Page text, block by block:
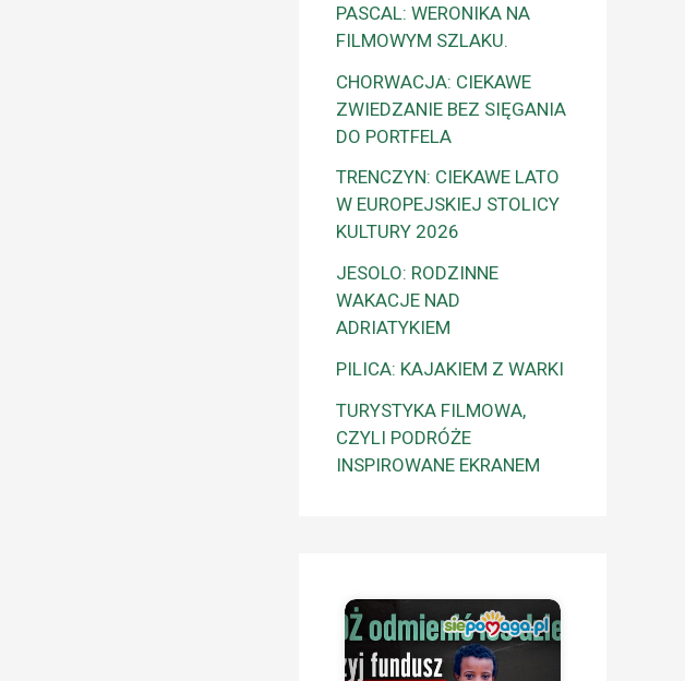
PASCAL: WERONIKA NA
FILMOWYM SZLAKU.
CHORWACJA: CIEKAWE
ZWIEDZANIE BEZ SIĘGANIA
DO PORTFELA
TRENCZYN: CIEKAWE LATO
W EUROPEJSKIEJ STOLICY
KULTURY 2026
JESOLO: RODZINNE
WAKACJE NAD
ADRIATYKIEM
PILICA: KAJAKIEM Z WARKI
TURYSTYKA FILMOWA,
CZYLI PODRÓŻE
INSPIROWANE EKRANEM